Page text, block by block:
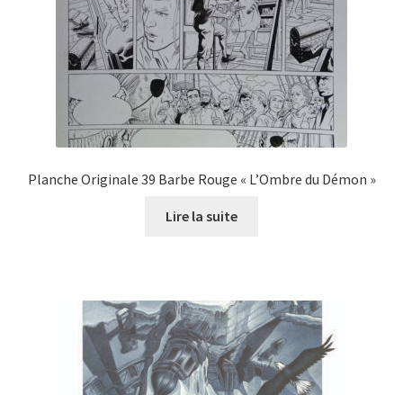
Planche Originale 39 Barbe Rouge « L’Ombre du Démon »
Lire la suite